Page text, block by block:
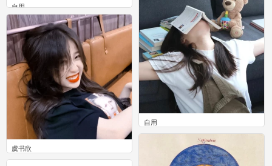
自用
0
自用
0
虞书欣
80